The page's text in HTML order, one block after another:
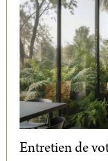
Entretien de